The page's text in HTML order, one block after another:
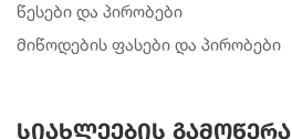
წესები და პირობები
მიწოდების ფასები და პირობები
სიახლეების გამოწერა